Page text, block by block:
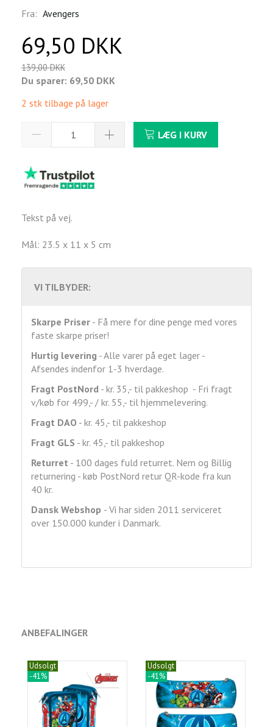
Fra: Avengers
69,50 DKK
139,00 DKK
Du sparer: 69,50 DKK
2 stk tilbage på lager
LÆG I KURV
Tekst på vej.
Mål: 23.5 x 11 x 5 cm
VI TILBYDER:
Skarpe Priser - Få mere for dine penge med vores
faste skarpe priser!
Hurtig levering - Alle varer på eget lager -
Afsendes indenfor 1-3 hverdage.
Fragt PostNord - kr. 35,- til pakkeshop - Fri fragt
v/køb for 499,- / kr. 55,- til hjemmelevering.
Fragt DAO - kr. 45,- til pakkeshop
Fragt GLS - kr. 45,- til pakkeshop
Returret - 100 dages fuld returret. Nem og Billig
returnering - køb PostNord retur QR-kode fra kun
40 kr.
Dansk Webshop - Vi har siden 2011 serviceret
over 150.000 kunder i Danmark.
ANBEFALINGER
Udsolgt
-41%
Udsolgt
-41%